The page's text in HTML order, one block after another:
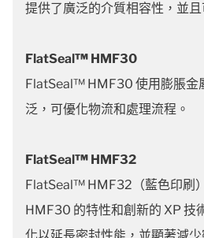
提供了廣泛的介質相容性，並
FlatSeal™ HMF30
FlatSeal™ HMF30 使用膨脹金
泛，可優化物流和處理流程。
FlatSeal™ HMF32
FlatSeal™ HMF32（藍色印刷
HMF30 的特性和創新的 XP 技